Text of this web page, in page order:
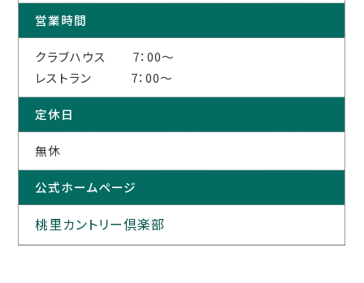
営業時間
クラブハウス 7：00～
レストラン 7：00～
定休日
無休
公式ホームページ
桃里カントリー倶楽部